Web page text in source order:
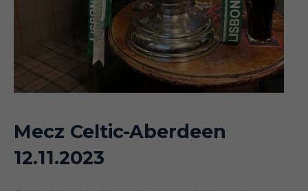
Mecz Celtic-Aberdeen
12.11.2023